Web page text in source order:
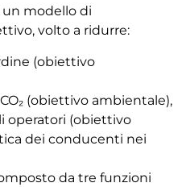
un modello di
volto a ridurre:
(obiettivo
₂ (obiettivo ambientale),
operatori (obiettivo
dei conducenti nei
da tre funzioni